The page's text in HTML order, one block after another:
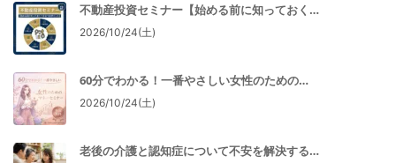
不動産投資セミナー【始める前に知っておく…
2026/10/24(土)
60分でわかる！一番やさしい女性のための…
2026/10/24(土)
老後の介護と認知症について不安を解決する…